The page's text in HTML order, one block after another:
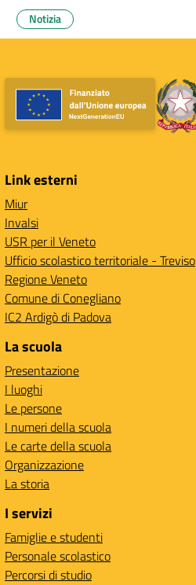
Notizia
Link esterni
Miur
Invalsi
USR per il Veneto
Ufficio scolastico territoriale - Treviso
Regione Veneto
Comune di Conegliano
IC2 Ardigò di Padova
La scuola
Presentazione
I luoghi
Le persone
I numeri della scuola
Le carte della scuola
Organizzazione
La storia
I servizi
Famiglie e studenti
Personale scolastico
Percorsi di studio